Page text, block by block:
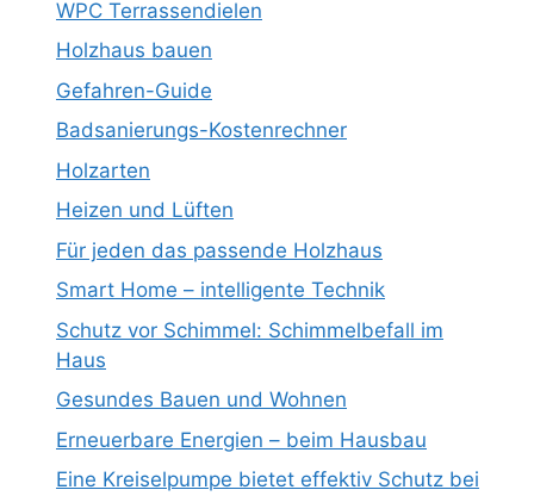
WPC Terrassendielen
Holzhaus bauen
Gefahren-Guide
Badsanierungs-Kostenrechner
Holzarten
Heizen und Lüften
Für jeden das passende Holzhaus
Smart Home – intelligente Technik
Schutz vor Schimmel: Schimmelbefall im
Haus
Gesundes Bauen und Wohnen
Erneuerbare Energien – beim Hausbau
Eine Kreiselpumpe bietet effektiv Schutz bei